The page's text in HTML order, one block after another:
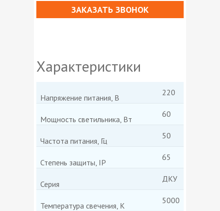
ЗАКАЗАТЬ ЗВОНОК
Характеристики
Напряжение питания, В
220
Мощность светильника, Вт
60
Частота питания, Гц
50
Степень защиты, IP
65
Серия
ДКУ
Температура свечения, К
5000